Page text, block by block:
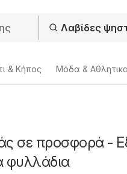
& Κήπος Μόδα &
σε προσφορά -
φυλλάδια